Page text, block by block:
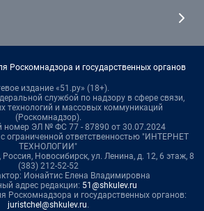
Роскомнадзора и государственных органов
издание «51.ру» (18+).
службой по надзору в сфере связи,
технологий и массовых коммуникаций
(Роскомнадзор).
номер ЭЛ № ФС 77 - 87890 от 30.07.2024
ограниченной ответственностью "ИНТЕРНЕТ
ТЕХНОЛОГИИ"
Новосибирск, ул. Ленина, д. 12, 6 этаж, 8
(383) 212-52-52
Ионайтис Елена Владимировна
адрес редакции: 51@shkulev.ru
Роскомнадзора и государственных органов:
juristchel@shkulev.ru.